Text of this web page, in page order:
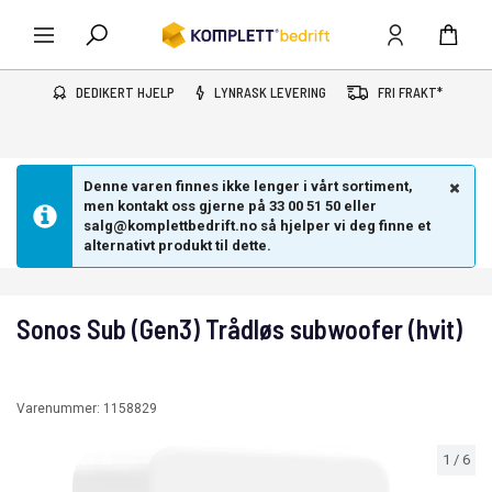
DEDIKERT HJELP LYNRASK LEVERING FRI FRAKT*
Denne varen finnes ikke lenger i vårt sortiment,
men kontakt oss gjerne på 33 00 51 50 eller
salg@komplettbedrift.no så hjelper vi deg finne et
alternativt produkt til dette.
1 / 6
Sonos Sub (Gen3) Trådløs subwoofer (hvit)
Varenummer: 1158829